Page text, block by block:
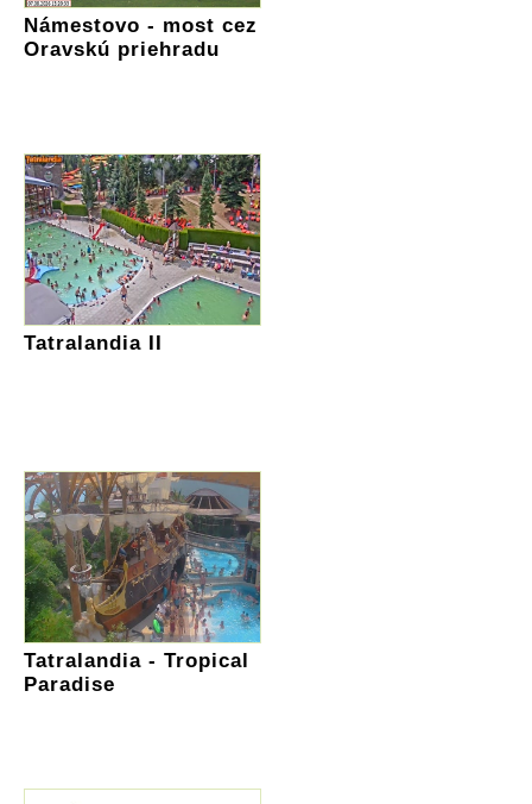
Námestovo - most cez
Oravskú priehradu
Tatralandia II
Tatralandia - Tropical
Paradise